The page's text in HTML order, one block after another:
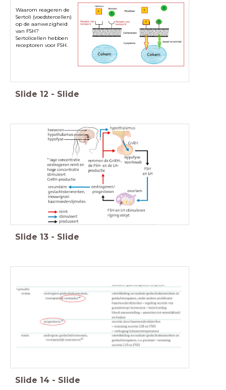
Waarom reageren de
Sertoli (voedstercellen)
op de aanwezigheid
van FSH?
Sertolicellen hebben
receptoren voor FSH.
Slide 12 - Slide
Slide 13 - Slide
Slide 14 - Slide